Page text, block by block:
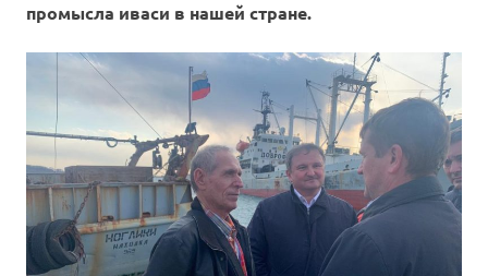
промысла иваси в нашей стране.